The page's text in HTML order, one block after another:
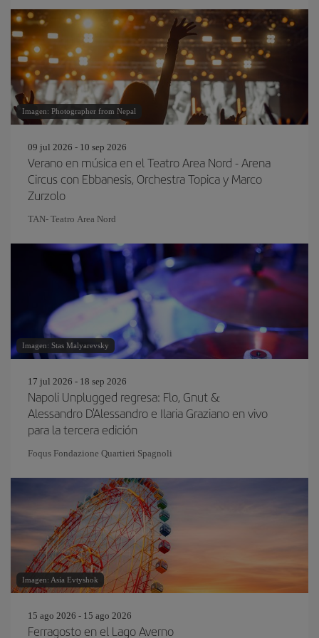
Imagen: Photographer from Nepal
09 jul 2026 - 10 sep 2026
Verano en música en el Teatro Area Nord - Arena
Circus con Ebbanesis, Orchestra Topica y Marco
Zurzolo
TAN- Teatro Area Nord
Imagen: Stas Malyarevsky
17 jul 2026 - 18 sep 2026
Napoli Unplugged regresa: Flo, Gnut &
Alessandro D'Alessandro e Ilaria Graziano en vivo
para la tercera edición
Foqus Fondazione Quartieri Spagnoli
Imagen: Asia Evtyshok
15 ago 2026 - 15 ago 2026
Ferragosto en el Lago Averno